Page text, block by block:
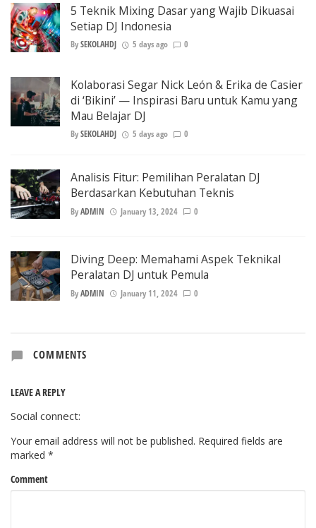
5 Teknik Mixing Dasar yang Wajib Dikuasai
Setiap DJ Indonesia
BySEKOLAHDJ 5 days ago 0
Kolaborasi Segar Nick León & Erika de Casier
di ‘Bikini’ — Inspirasi Baru untuk Kamu yang
Mau Belajar DJ
BySEKOLAHDJ 5 days ago 0
Analisis Fitur: Pemilihan Peralatan DJ
Berdasarkan Kebutuhan Teknis
ByADMIN January 13, 2024 0
Diving Deep: Memahami Aspek Teknikal
Peralatan DJ untuk Pemula
ByADMIN January 11, 2024 0
COMMENTS
LEAVE A REPLY
Social connect:
Your email address will not be published. Required fields are
marked *
Comment